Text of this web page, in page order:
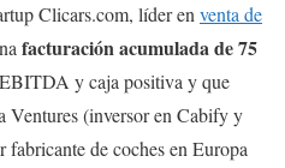
Clicars.com, líder en venta de
facturación acumulada de 75
y caja positiva y que
Ventures (inversor en Cabify y
de coches en Europa